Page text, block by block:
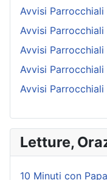
Avvisi
Avvisi
Avvisi
Avvisi
Avvisi
Letture,
10 Minuti con